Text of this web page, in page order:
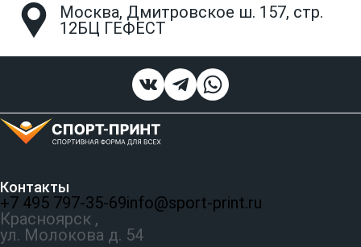
Москва, Дмитровское ш. 157, стр.
12БЦ ГЕФЕСТ
Контакты
+7 495 797‑35-69info@sport-print.ru
Красноярск ,
ул. Молокова д. 54